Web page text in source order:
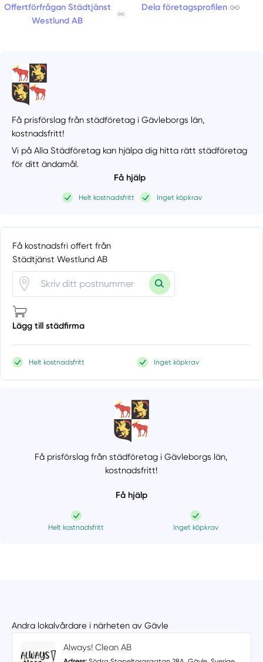
Offertförfrågan Städtjänst
Westlund AB
Dela företagsprofilen
Få prisförslag från städföretag i Gävleborgs län,
kostnadsfritt!
Vi på Alla Städföretag kan hjälpa dig hitta rätt städföretag
för ditt ändamål.
Få hjälp
Helt kostnadsfritt Inget köpkrav
Få kostnadsfri offert från
Städtjänst Westlund AB
Lägg till städfirma
Helt kostnadsfritt Inget köpkrav
Få prisförslag från städföretag i Gävleborgs län,
kostnadsfritt!
Få hjälp
Helt kostnadsfritt Inget köpkrav
Andra lokalvårdare i närheten av Gävle
Always! Clean AB